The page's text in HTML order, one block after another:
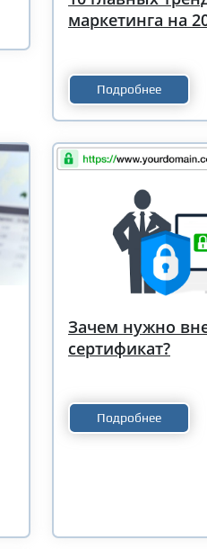
маркетинга на
Подробнее
Зачем нужно
сертификат?
Подробнее